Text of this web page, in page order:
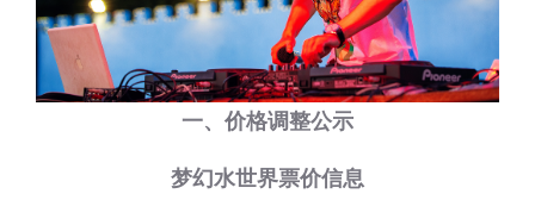
一、价格调整公示
梦幻水世界票价信息